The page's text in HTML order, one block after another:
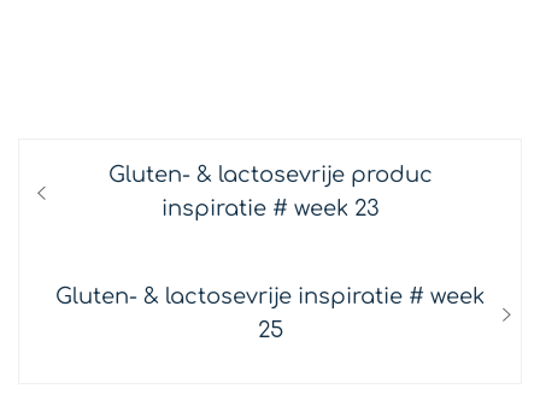
Bericht
navigatie
Previous
Gluten- & lactosevrije produc
inspiratie # week 23
Next
Gluten- & lactosevrije inspiratie # week
25